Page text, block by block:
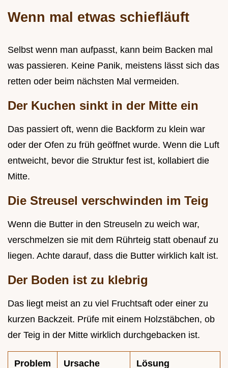
Wenn mal etwas schiefläuft
Selbst wenn man aufpasst, kann beim Backen mal
was passieren. Keine Panik, meistens lässt sich das
retten oder beim nächsten Mal vermeiden.
Der Kuchen sinkt in der Mitte ein
Das passiert oft, wenn die Backform zu klein war
oder der Ofen zu früh geöffnet wurde. Wenn die Luft
entweicht, bevor die Struktur fest ist, kollabiert die
Mitte.
Die Streusel verschwinden im Teig
Wenn die Butter in den Streuseln zu weich war,
verschmelzen sie mit dem Rührteig statt obenauf zu
liegen. Achte darauf, dass die Butter wirklich kalt ist.
Der Boden ist zu klebrig
Das liegt meist an zu viel Fruchtsaft oder einer zu
kurzen Backzeit. Prüfe mit einem Holzstäbchen, ob
der Teig in der Mitte wirklich durchgebacken ist.
Problem Ursache Lösung